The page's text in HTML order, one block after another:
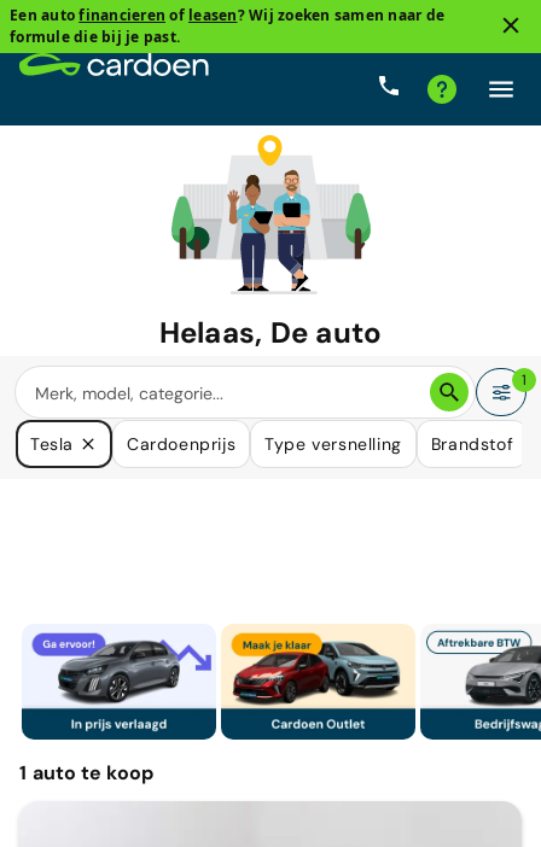
Een autofinancieren of leasen? Wij zoeken samen naar de
formule die bij je past.
Helaas, De auto
waar u naar zoekt is niet langer
beschikbaar.
We hebben veel auto's die in uw behoefte kunnen voorzien.
1
Tesla Cardoenprijs Type versnelling Brandstof
1 autote koop